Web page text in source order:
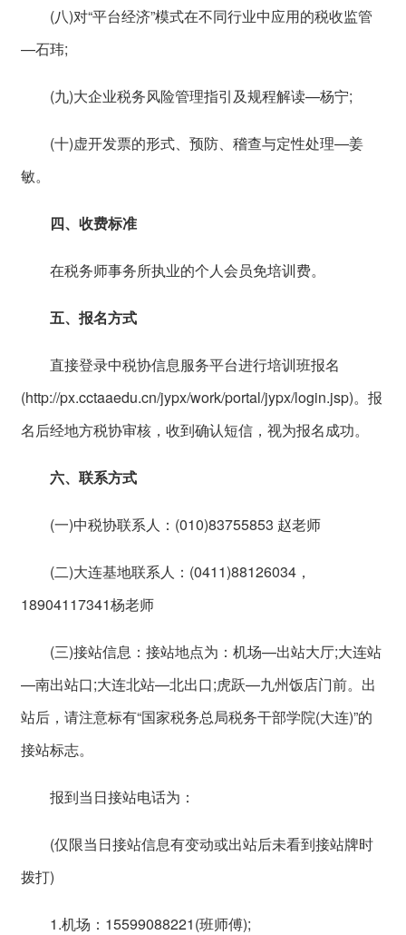
(八)对“平台经济”模式在不同行业中应用的税收监管
—石玮;
(九)大企业税务风险管理指引及规程解读—杨宁;
(十)虚开发票的形式、预防、稽查与定性处理—姜
敏。
四、收费标准
在税务师事务所执业的个人会员免培训费。
五、报名方式
直接登录中税协信息服务平台进行培训班报名
(http://px.cctaaedu.cn/jypx/work/portal/jypx/login.jsp)。报
名后经地方税协审核，收到确认短信，视为报名成功。
六、联系方式
(一)中税协联系人：(010)83755853 赵老师
(二)大连基地联系人：(0411)88126034，
18904117341杨老师
(三)接站信息：接站地点为：机场—出站大厅;大连站
—南出站口;大连北站—北出口;虎跃—九州饭店门前。出
站后，请注意标有“国家税务总局税务干部学院(大连)”的
接站标志。
报到当日接站电话为：
(仅限当日接站信息有变动或出站后未看到接站牌时
拨打)
1.机场：15599088221(班师傅);